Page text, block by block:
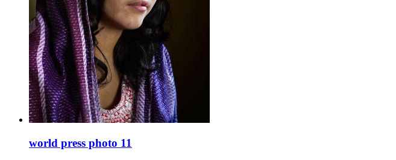
world press photo 11